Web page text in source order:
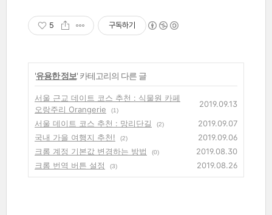
감성 수영장, 핀란드 사우
나, 불멍
5 구독하기
'유용한 정보' 카테고리의 다른 글
서울 근교 데이트 코스 추천 : 식물원 카페
오랑주리 Orangerie
(1)
2019.09.13
서울 데이트 코스 추천 : 망리단길
(2)
2019.09.07
국내 가을 여행지 추천!
(2)
2019.09.06
크롬 계정 기본값 변경하는 방법
(0)
2019.08.30
크롬 번역 버튼 설정
(3) 2019.08.26